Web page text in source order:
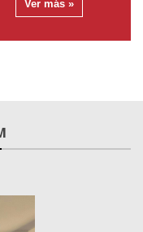
por 25 años
Ver más »